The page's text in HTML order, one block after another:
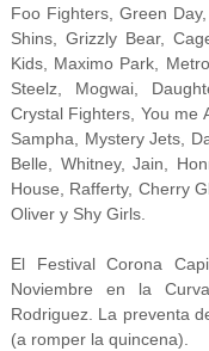
Foo Fighters, Green
Shins, Grizzly Bear,
Kids, Maximo Park,
Steelz, Mogwai,
Crystal Fighters, You me
Sampha, Mystery Jets,
Belle, Whitney, Jain,
House, Rafferty, Cherry
Oliver y Shy Girls.
El Festival Corona
Noviembre en la
Rodriguez. La preventa
(a romper la quincena).